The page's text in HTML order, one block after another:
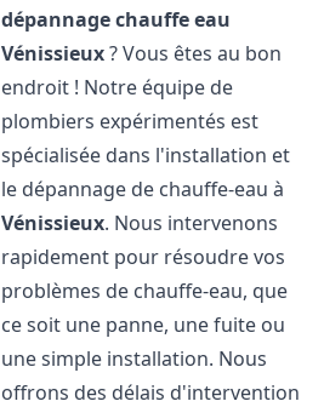
dépannage chauffe eau
Vénissieux? Vous êtes au bon
endroit ! Notre équipe de
plombiers expérimentés est
spécialisée dans l'installation et
le dépannage de chauffe-eau à
Vénissieux. Nous intervenons
rapidement pour résoudre vos
problèmes de chauffe-eau, que
ce soit une panne, une fuite ou
une simple installation. Nous
offrons des délais d'intervention